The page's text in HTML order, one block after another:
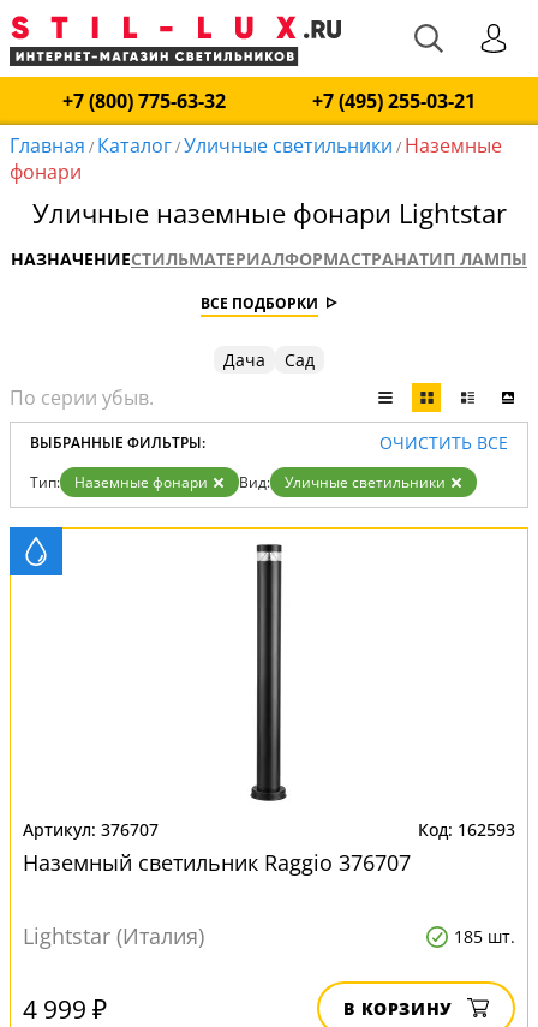
+7 (800) 775-63-32
+7 (495) 255-03-21
Главная / Каталог/Уличные светильники / Наземные
фонари
Уличные наземные фонари Lightstar
НАЗНАЧЕНИЕСТИЛЬМАТЕРИАЛФОРМАСТРАНАТИП ЛАМПЫ
ВСЕ ПОДБОРКИ
Дача Сад
ВЫБРАННЫЕ ФИЛЬТРЫ: ОЧИСТИТЬ ВСЕ
Тип: Наземные фонари Вид: Уличные светильники
376707 162593
Наземный светильник Raggio 376707
Lightstar (Италия) 185 шт.
4 999 ₽ В КОРЗИНУ